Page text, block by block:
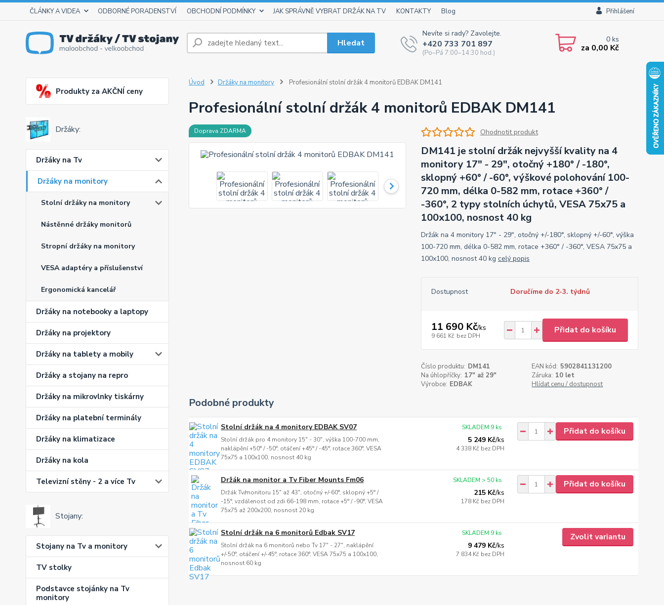
ČLÁNKY A VIDEA ODBORNÉ PORADENSTVÍ OBCHODNÍ PODMÍNKY JAK SPRÁVNĚ VYBRAT DRŽÁK NA TV KONTAKTY Blog Přihlášení
Hledat
Nevíte si rady? Zavolejte.
+420 733 701 897
(Po–Pá 7:00–14:30 hod.)
0ks
za 0,00 Kč
Produkty za AKČNÍ ceny
Držáky:
Držáky na Tv
Držáky na monitory
Stolní držáky na monitory
Nástěnné držáky monitorů
Stropní držáky na monitory
VESA adaptéry a příslušenství
Ergonomická kancelář
Držáky na notebooky a laptopy
Držáky na projektory
Držáky na tablety a mobily
Držáky a stojany na repro
Držáky na mikrovlnky tiskárny
Držáky na platební terminály
Držáky na klimatizace
Držáky na kola
Televizní stěny - 2 a více Tv
Stojany:
Stojany na Tv a monitory
TV stolky
Podstavce stojánky na Tv
monitory
Úvod Držáky na monitory Profesionální stolní držák 4 monitorů EDBAK DM141
Profesionální stolní držák 4 monitorů EDBAK DM141
Doprava ZDARMA Ohodnotit produkt
DM141 je stolní držák nejvyšší kvality na 4
monitory 17" - 29", otočný +180° / -180°,
sklopný +60° / -60°, výškové polohování 100-
720 mm, délka 0-582 mm, rotace +360° /
-360°, 2 typy stolních úchytů, VESA 75x75 a
100x100, nosnost 40 kg
Držák na 4 monitory 17" - 29", otočný +/-180°, sklopný +/-60°, výška
100-720 mm, délka 0-582 mm, rotace +360° / -360°, VESA 75x75 a
100x100, nosnost 40 kg celý popis
Dostupnost Doručíme do 2-3. týdnů
11 690 Kč/ks
9 661 Kč bez DPH
Přidat do košíku
Číslo produktu: DM141 EAN kód: 5902841131200
Na úhlopříčky: 17" až 29" Záruka: 10 let
Výrobce: EDBAK Hlídat cenu / dostupnost
Podobné produkty
Stolní držák na 4 monitory EDBAK SV07
Stolní držák pro 4 monitory 15" - 30", výška 100-700 mm,
naklápění +50° / -50°, otáčení +45° / -45°, rotace 360°, VESA
75x75 a 100x100, nosnost 40 kg
5 249 Kč/ks
4 338 Kč bez DPH
SKLADEM 9 ks Přidat do košíku
Držák na monitor a Tv Fiber Mounts Fm06
Držák Tv/monitoru 15" až 43", otočný +/-60°, sklopný +5° /
-15°, vzdálenost od zdi 66-198 mm, rotace +5° / -90°, VESA
75x75 až 200x200, nosnost 20 kg
215 Kč/ks
178 Kč bez DPH
SKLADEM > 50 ks Přidat do košíku
Stolní držák na 6 monitorů Edbak SV17
Stolní držák na 6 monitorů nebo Tv 17" - 27", naklápění
+/-50°, otáčení +/-45°, rotace 360°, VESA 75x75 a 100x100,
nosnost 60 kg
9 479 Kč/ks
7 834 Kč bez DPH
SKLADEM 9 ks Zvolit variantu